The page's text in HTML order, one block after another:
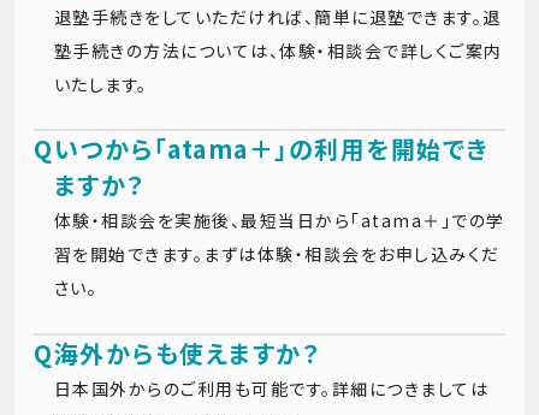
退塾手続きをしていただければ、簡単に退塾できます。退
塾手続きの方法については、体験・相談会で詳しくご案内
いたします。
Qいつから「atama＋」の利用を開始でき
ますか？
体験・相談会を実施後、最短当日から「atama＋」での学
習を開始できます。まずは体験・相談会をお申し込みくだ
さい。
Q海外からも使えますか？
日本国外からのご利用も可能です。詳細につきましては